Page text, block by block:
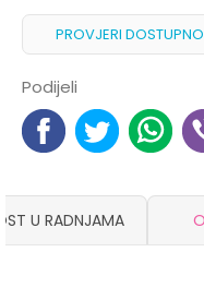
PROVJERI
Podijeli
U RADNJAMA